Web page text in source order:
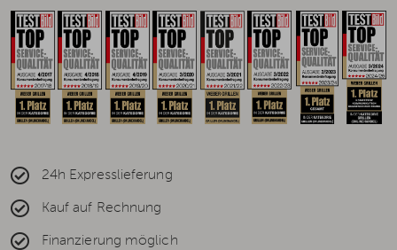
24h Expresslieferung
Kauf auf Rechnung
Finanzierung möglich